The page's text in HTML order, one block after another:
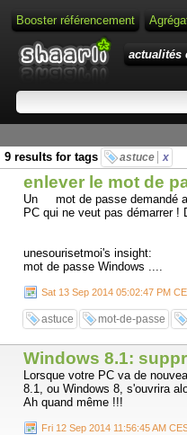
Booster référencement
actualités
9 results for tags
astuce x
enlever le mot de
Un mot de passe demandé
PC qui ne veut pas démarrer !
unesourisetmoi's insight:
mot de passe Windows ....
Sat 13 Sep 2014 05:02:47 PM
astuce mot-de-passe
Windows 8.1:
Lorsque votre PC va de
8.1, ou Windows 8, s'ouvrira
Ah quand même !!!
Fri 12 Sep 2014 11:56:45 AM